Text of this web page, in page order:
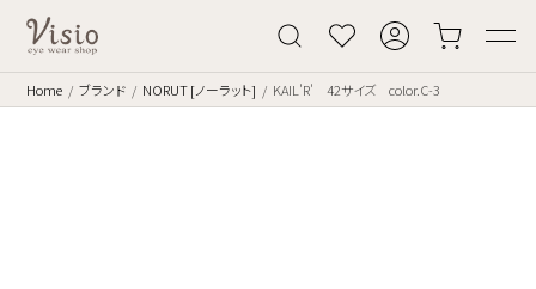
Home ブランド NORUT [ノーラット] KAIL'R' 42サイズ color.C-3